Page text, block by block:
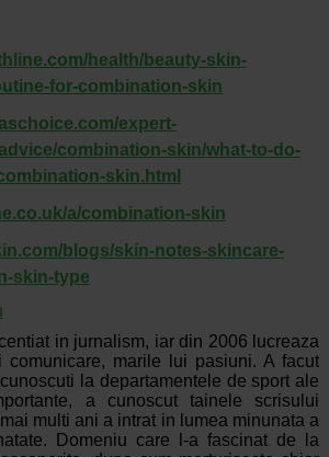
health/beauty-skin-
for-combination-skin
expert-
combination-skin/what-to-do-
skin.html
a/combination-skin
blogs/skin-notes-skincare-
skin-type
in jurnalism, iar din 2006 lucreaza
marile lui pasiuni. A facut
la departamentele de sport ale
a cunoscut tainele scrisului
multi ani a intrat in lumea minunata a
Domeniu care l-a fascinat de la